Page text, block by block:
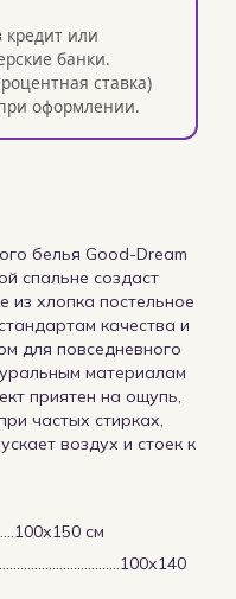
или
банки.
ставка)
оформлении.
белья Good-Dream
спальне создаст
хлопка постельное
качества и
для повседневного
материалам
приятен на ощупь,
частых стирках,
воздух и стоек к
см